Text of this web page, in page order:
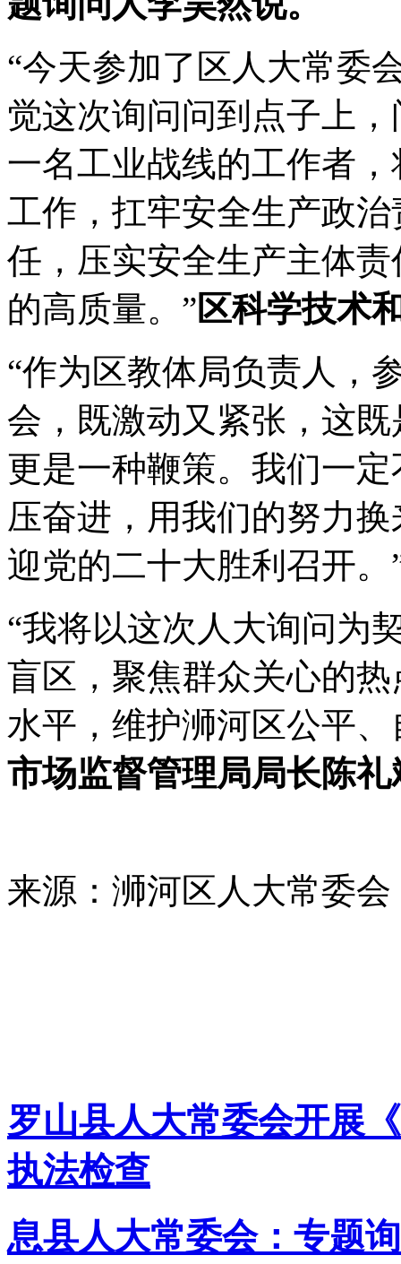
“今天参加了区人大常委
觉这次询问问到点子上
一名工业战线的工作者
工作，扛牢安全生产政
任，压实安全生产主体
的高质量。”区科学技术
“作为区教体局负责人，
会，既激动又紧张，这
更是一种鞭策。我们一
压奋进，用我们的努力
迎党的二十大胜利召开。
“我将以这次人大询问为
盲区，聚焦群众关心的
水平，维护浉河区公平
市场监督管理局局长陈礼
来源：浉河区人大常委会
罗山县人大常委会开展
执法检查
息县人大常委会：专题